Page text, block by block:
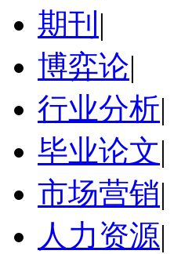
期刊 |
博弈论|
行业分析|
毕业论文|
市场营销|
人力资源|